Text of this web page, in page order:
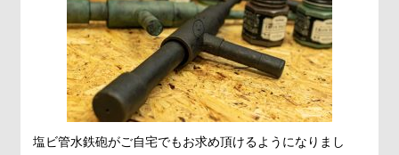
塩ビ管水鉄砲がご自宅でもお求め頂けるようになりまし